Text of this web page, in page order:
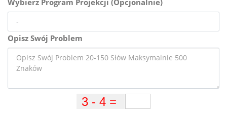
Wybierz Program Projekcji (Opcjonalnie)
Opisz Swój Problem